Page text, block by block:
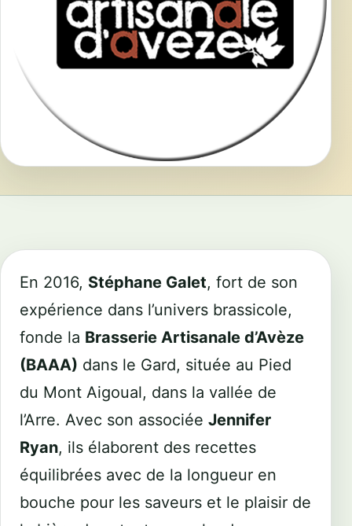
En 2016, Stéphane Galet, fort de son
expérience dans l’univers brassicole,
fonde la Brasserie Artisanale d’Avèze
(BAAA) dans le Gard, située au Pied
du Mont Aigoual, dans la vallée de
l’Arre. Avec son associée Jennifer
Ryan, ils élaborent des recettes
équilibrées avec de la longueur en
bouche pour les saveurs et le plaisir de